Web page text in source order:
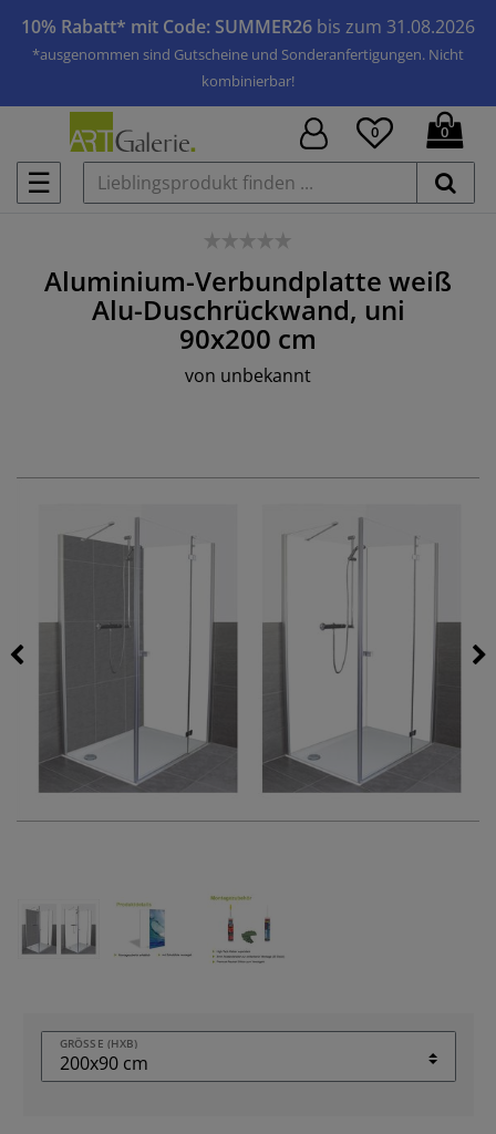
10% Rabatt* mit Code: SUMMER26 bis zum 31.08.2026
*ausgenommen sind Gutscheine und Sonderanfertigungen. Nicht
kombinierbar!
☰
0 0
Aluminium-Verbundplatte weiß
Alu-Duschrückwand, uni
90x200 cm
von unbekannt
GRÖSSE (HXB)